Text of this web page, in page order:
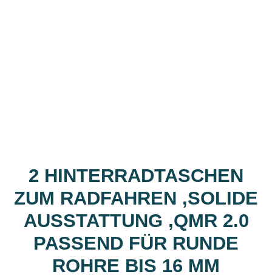
2 HINTERRADTASCHEN
ZUM RADFAHREN ,SOLIDE
AUSSTATTUNG ,QMR 2.0
PASSEND FÜR RUNDE
ROHRE BIS 16 MM